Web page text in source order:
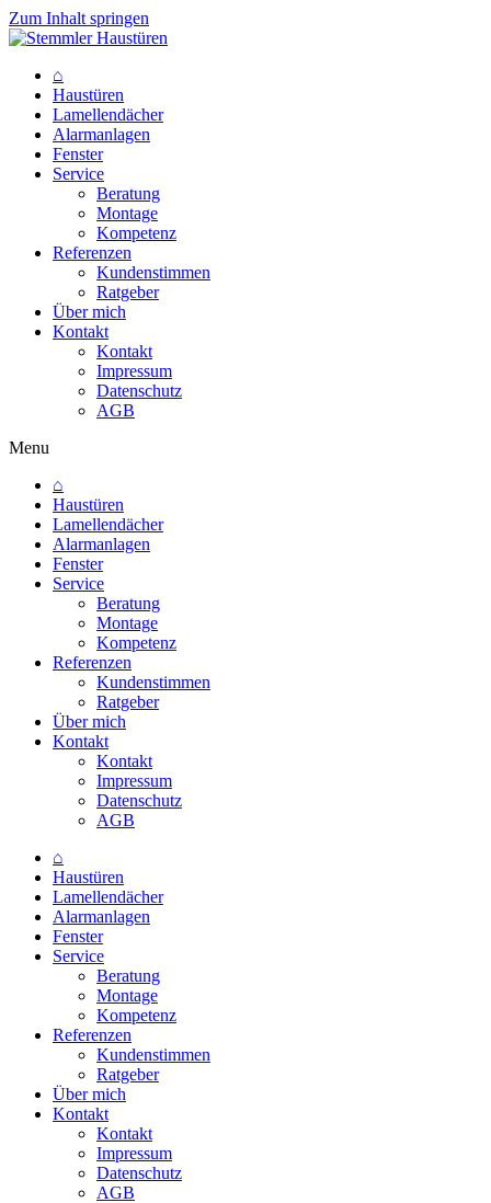
Zum Inhalt springen
⌂
Haustüren
Lamellendächer
Alarmanlagen
Fenster
Service
Beratung
Montage
Kompetenz
Referenzen
Kundenstimmen
Ratgeber
Über mich
Kontakt
Kontakt
Impressum
Datenschutz
AGB
Menu
⌂
Haustüren
Lamellendächer
Alarmanlagen
Fenster
Service
Beratung
Montage
Kompetenz
Referenzen
Kundenstimmen
Ratgeber
Über mich
Kontakt
Kontakt
Impressum
Datenschutz
AGB
⌂
Haustüren
Lamellendächer
Alarmanlagen
Fenster
Service
Beratung
Montage
Kompetenz
Referenzen
Kundenstimmen
Ratgeber
Über mich
Kontakt
Kontakt
Impressum
Datenschutz
AGB